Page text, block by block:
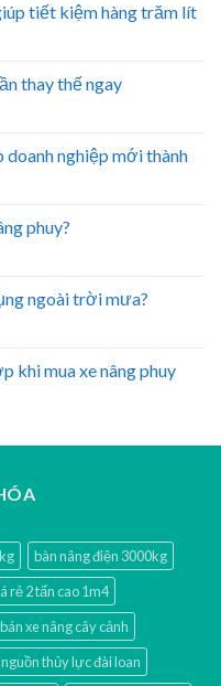
tiết kiệm hàng trăm lít
thay thế ngay
doanh nghiệp mới thành
phuy?
ngoài trời mưa?
khi mua xe nâng phuy
bàn nâng điện 3000kg
rẻ 2 tấn cao 1m4
bán xe nâng cây cảnh
thủy lực đài loan